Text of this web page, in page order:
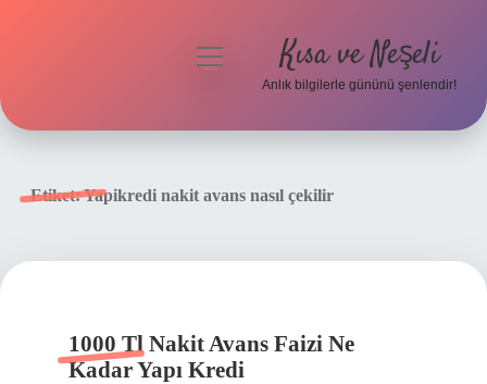
menüyü
Kısa ve Neşeli
Anlık bilgilerle gününü şenlendir!
Etiket:Yapikredi nakit avans nasıl çekilir
1000 Tl Nakit Avans Faizi Ne
Kadar Yapı Kredi